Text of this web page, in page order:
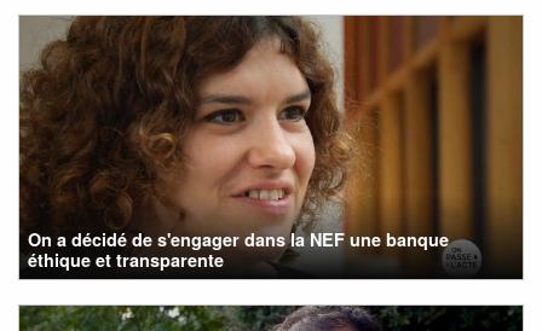
On a décidé de s'engager dans la NEF une banque
éthique et transparente